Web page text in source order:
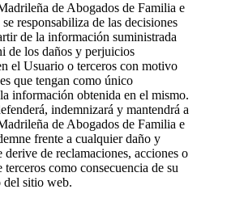
de Abogados de Familia e
responsabiliza de las decisiones
de la información suministrada
de los daños y perjuicios
el Usuario o terceros con motivo
que tengan como único
información obtenida en el mismo.
indemnizará y mantendrá a
de Abogados de Familia e
frente a cualquier daño y
derive de reclamaciones, acciones o
terceros como consecuencia de su
del sitio web.